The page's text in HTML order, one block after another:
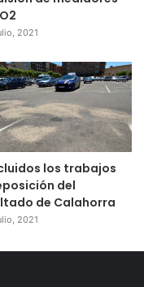
2021
los trabajos
del
de Calahorra
2021